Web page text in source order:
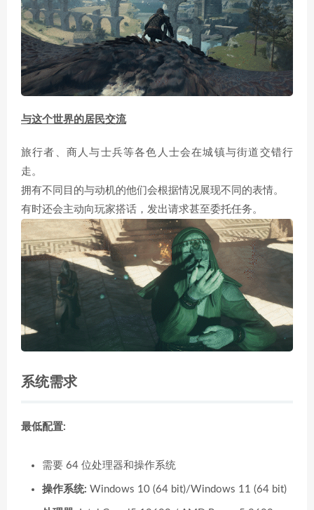
与这个世界的居民交流
旅行者、商人与士兵等各色人士会在城镇与街道交错行
走。
拥有不同目的与动机的他们会根据情况展现不同的表情。
有时还会主动向玩家搭话，发出请求甚至委托任务。
系统需求
最低配置:
需要 64 位处理器和操作系统
操作系统: Windows 10 (64 bit)/Windows 11 (64 bit)